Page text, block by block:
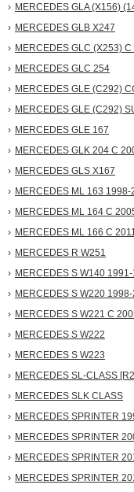
MERCEDES GLA (X156)
MERCEDES GLB X247
MERCEDES GLC (X253) С
MERCEDES GLC 254
MERCEDES GLE (C292)
MERCEDES GLE (C292)
MERCEDES GLE 167
MERCEDES GLK 204 С
MERCEDES GLS X167
MERCEDES ML 163 1998-
MERCEDES ML 164 С
MERCEDES ML 166 С
MERCEDES R W251
MERCEDES S W140
MERCEDES S W220
MERCEDES S W221 С
MERCEDES S W222
MERCEDES S W223
MERCEDES SL-CLASS
MERCEDES SLK CLASS
MERCEDES SPRINTER
MERCEDES SPRINTER
MERCEDES SPRINTER
MERCEDES SPRINTER